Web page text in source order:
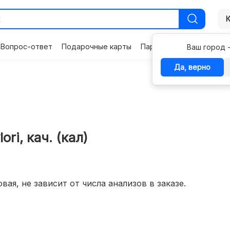
Ваш город
Да, верно
Вопрос-ответ Подарочные карты Партнерам Контакты
кач. (кал)
не зависит от числа анализов в заказе.